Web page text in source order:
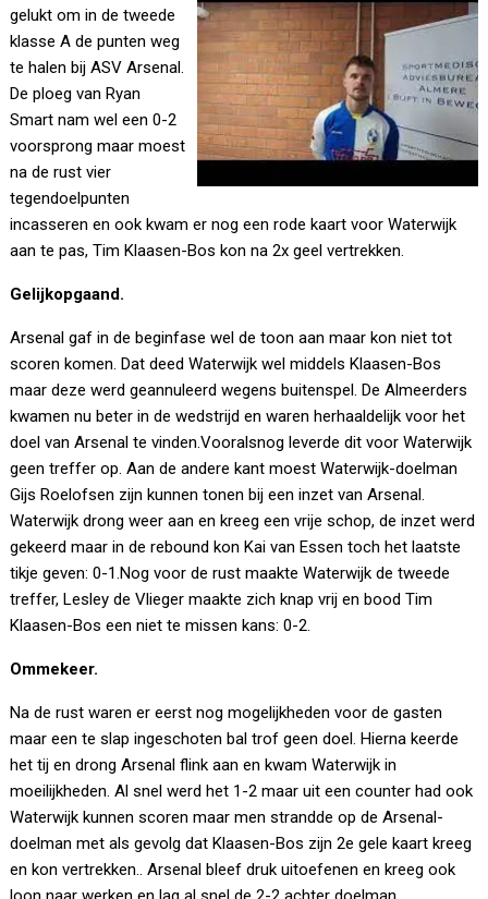
gelukt om in de tweede
klasse A de punten weg
te halen bij ASV Arsenal.
De ploeg van Ryan
Smart nam wel een 0-2
voorsprong maar moest
na de rust vier
tegendoelpunten
incasseren en ook kwam er nog een rode kaart voor Waterwijk
aan te pas, Tim Klaasen-Bos kon na 2x geel vertrekken.
Gelijkopgaand.
Arsenal gaf in de beginfase wel de toon aan maar kon niet tot
scoren komen. Dat deed Waterwijk wel middels Klaasen-Bos
maar deze werd geannuleerd wegens buitenspel. De Almeerders
kwamen nu beter in de wedstrijd en waren herhaaldelijk voor het
doel van Arsenal te vinden.Vooralsnog leverde dit voor Waterwijk
geen treffer op. Aan de andere kant moest Waterwijk-doelman
Gijs Roelofsen zijn kunnen tonen bij een inzet van Arsenal.
Waterwijk drong weer aan en kreeg een vrije schop, de inzet werd
gekeerd maar in de rebound kon Kai van Essen toch het laatste
tikje geven: 0-1.Nog voor de rust maakte Waterwijk de tweede
treffer, Lesley de Vlieger maakte zich knap vrij en bood Tim
Klaasen-Bos een niet te missen kans: 0-2.
Ommekeer.
Na de rust waren er eerst nog mogelijkheden voor de gasten
maar een te slap ingeschoten bal trof geen doel. Hierna keerde
het tij en drong Arsenal flink aan en kwam Waterwijk in
moeilijkheden. Al snel werd het 1-2 maar uit een counter had ook
Waterwijk kunnen scoren maar men strandde op de Arsenal-
doelman met als gevolg dat Klaasen-Bos zijn 2e gele kaart kreeg
en kon vertrekken.. Arsenal bleef druk uitoefenen en kreeg ook